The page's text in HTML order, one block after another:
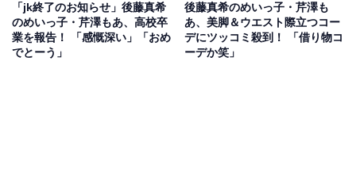
「jk終了のお知らせ」後藤真希
のめいっ子・芹澤もあ、高校卒
業を報告！ 「感慨深い」「おめ
でとーう」
後藤真希のめいっ子・芹澤も
あ、美脚＆ウエスト際立つコー
デにツッコミ殺到！ 「借り物コ
ーデか笑」